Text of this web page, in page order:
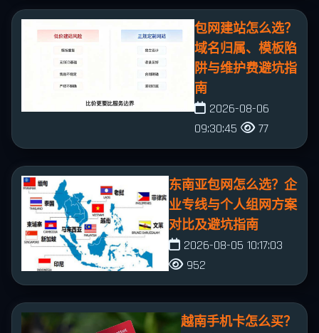
包网建站怎么选？
域名归属、模板陷
阱与维护费避坑指
南
2026-08-06
09:30:45
77
东南亚包网怎么选？企
业专线与个人组网方案
对比及避坑指南
2026-08-05 10:17:03
952
越南手机卡怎么买？